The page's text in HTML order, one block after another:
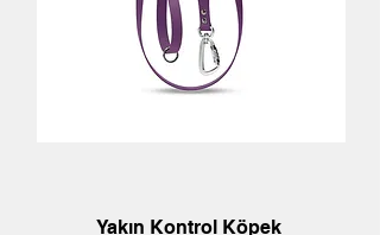
Yakın Kontrol Köpek